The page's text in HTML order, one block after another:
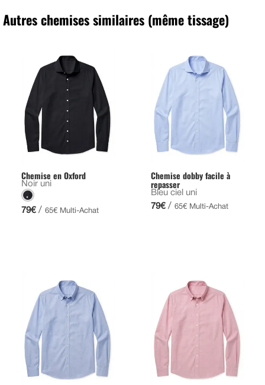
Autres chemises similaires (même tissage)
Chemise en Oxford
Noir uni
79€ / 65€ Multi-Achat
Chemise dobby facile à
repasser
Bleu ciel uni
79€ / 65€ Multi-Achat